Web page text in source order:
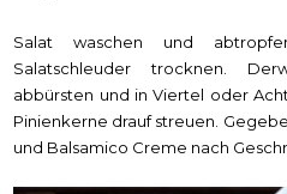
Salat waschen und
Salatschleuder trocknen.
abbürsten und in Viertel oder
Pinienkerne drauf streuen.
und Balsamico Creme nach